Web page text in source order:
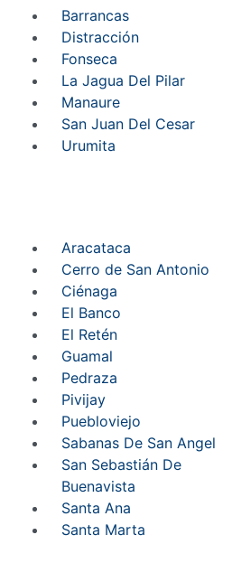
Barrancas
Distracción
Fonseca
La Jagua Del Pilar
Manaure
San Juan Del Cesar
Urumita
Aracataca
Cerro de San Antonio
Ciénaga
El Banco
El Retén
Guamal
Pedraza
Pivijay
Puebloviejo
Sabanas De San Angel
San Sebastián De
Buenavista
Santa Ana
Santa Marta